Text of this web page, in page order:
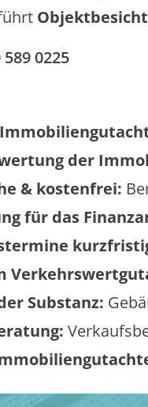
0225
der
& kostenfrei:
für das
Substanz: